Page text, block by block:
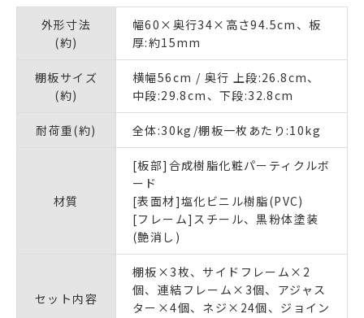
外形寸法
(約)
幅60×奥行34×高さ94.5cm、板
厚:約15mm
棚板サイズ
(約)
横幅56cm / 奥行 上段:26.8cm、
中段:29.8cm、下段:32.8cm
耐荷重(約) 全体:30kg/棚板一枚あたり:10kg
材質
[板部]合成樹脂化粧パーティクルボ
ード
[表面材]塩化ビニル樹脂(PVC)
[フレーム]スチール、黒粉体塗装
(艶消し)
セット内容
棚板×3枚、サイドフレーム×2
個、連結フレーム×3個、アジャス
ター×4個、ネジ×24個、ジョイン